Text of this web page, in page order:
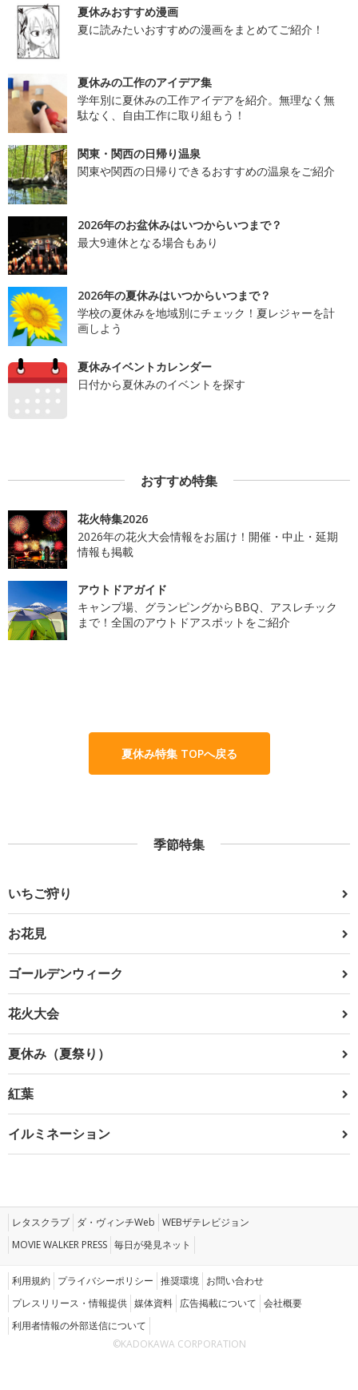
夏休みおすすめ漫画
夏に読みたいおすすめの漫画をまとめてご紹介！
夏休みの工作のアイデア集
学年別に夏休みの工作アイデアを紹介。無理なく無
駄なく、自由工作に取り組もう！
関東・関西の日帰り温泉
関東や関西の日帰りできるおすすめの温泉をご紹介
2026年のお盆休みはいつからいつまで？
最大9連休となる場合もあり
2026年の夏休みはいつからいつまで？
学校の夏休みを地域別にチェック！夏レジャーを計
画しよう
夏休みイベントカレンダー
日付から夏休みのイベントを探す
おすすめ特集
花火特集2026
2026年の花火大会情報をお届け！開催・中止・延期
情報も掲載
アウトドアガイド
キャンプ場、グランピングからBBQ、アスレチック
まで！全国のアウトドアスポットをご紹介
夏休み特集 TOPへ戻る
季節特集
いちご狩り
お花見
ゴールデンウィーク
花火大会
夏休み（夏祭り）
紅葉
イルミネーション
レタスクラブ ダ・ヴィンチWeb WEBザテレビジョン
MOVIE WALKER PRESS 毎日が発見ネット
利用規約 プライバシーポリシー 推奨環境 お問い合わせ
プレスリリース・情報提供 媒体資料 広告掲載について 会社概要
利用者情報の外部送信について
©KADOKAWA CORPORATION